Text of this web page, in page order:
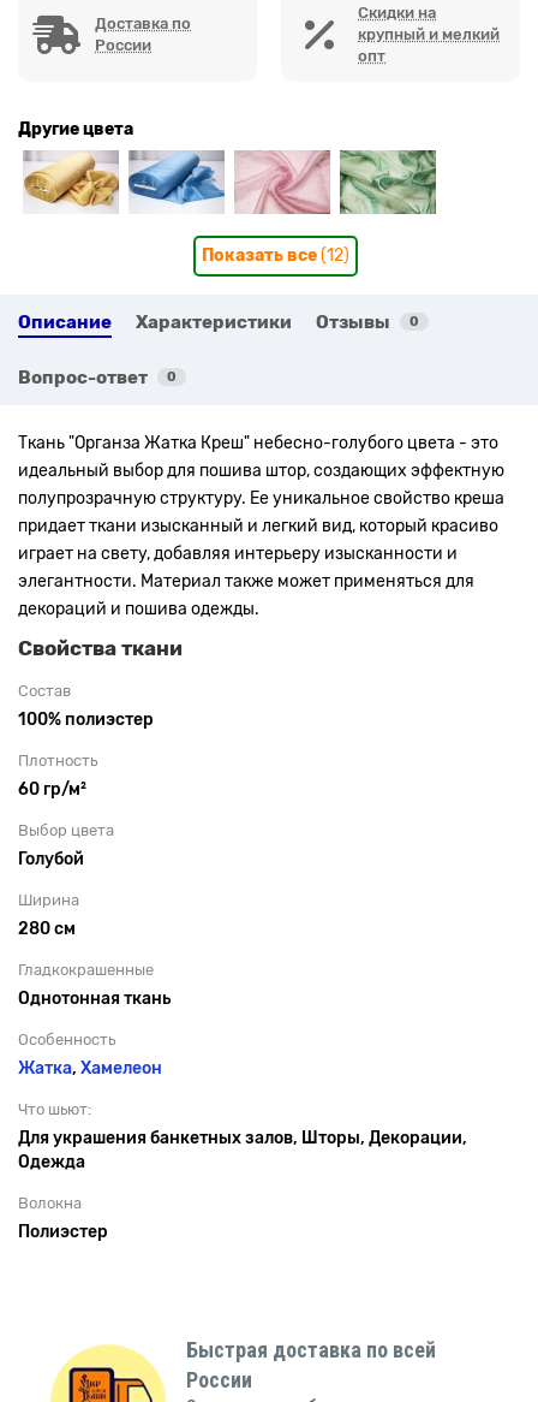
Доставка по
России
Скидки на
крупный и мелкий
опт
Другие цвета
Показать все(12)
Описание Характеристики Отзывы 0
Вопрос-ответ 0
Ткань "Органза Жатка Креш" небесно-голубого цвета - это
идеальный выбор для пошива штор, создающих эффектную
полупрозрачную структуру. Ее уникальное свойство креша
придает ткани изысканный и легкий вид, который красиво
играет на свету, добавляя интерьеру изысканности и
элегантности. Материал также может применяться для
декораций и пошива одежды.
Свойства ткани
Состав
100% полиэстер
Плотность
60 гр/м²
Выбор цвета
Голубой
Ширина
280 см
Гладкокрашенные
Однотонная ткань
Особенность
Жатка, Хамелеон
Что шьют:
Для украшения банкетных залов, Шторы, Декорации,
Одежда
Волокна
Полиэстер
Быстрая доставка по всей
России